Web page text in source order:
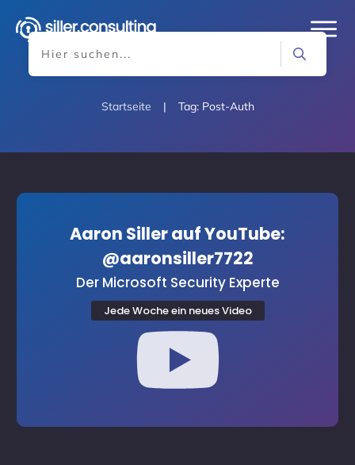
Startseite | Tag: Post-Auth
Aaron Siller auf YouTube:
@aaronsiller7722
Der Microsoft Security Experte
Jede Woche ein neues Video